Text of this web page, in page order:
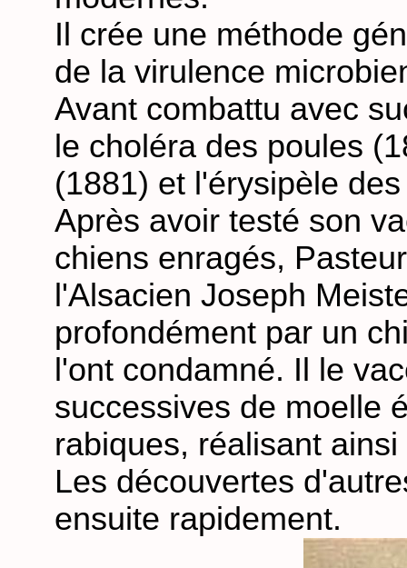
Il crée une méthode
de la virulence
Avant combattu avec
le choléra des poules
(1881) et l'érysipèle
Après avoir testé son
chiens enragés,
l'Alsacien Joseph
profondément par un
l'ont condamné. Il le
successives de moelle
rabiques, réalisant
Les découvertes
ensuite rapidement.